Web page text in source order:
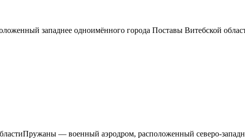
западнее одноимённого города Поставы Витебской
— военный аэродром, расположенный северо-